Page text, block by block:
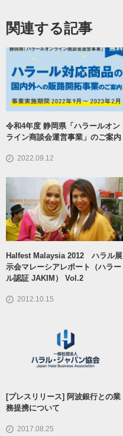
関連する記事
令和4年度 静岡県「ハラールオン
ライン商談会運営事業」のご案内
2022.09.12
Halfest Malaysia 2012 ハラル展
示会マレーシアレポート（ハラー
ル認証 JAKIM） Vol.2
2012.10.15
[プレスリリース] 阿波銀行との業
務提携について
2017.08.25